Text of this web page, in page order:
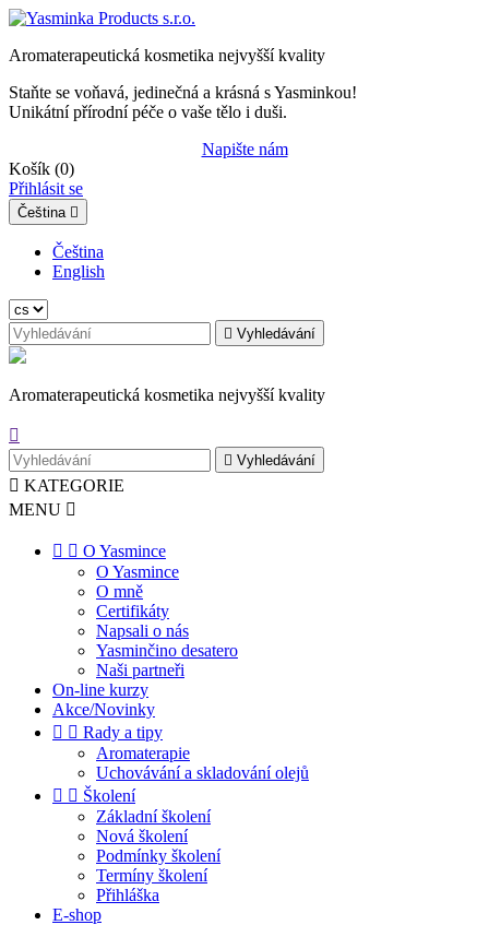
Aromaterapeutická kosmetika nejvyšší kvality
Staňte se voňavá, jedinečná a krásná s Yasminkou!
Unikátní přírodní péče o vaše tělo i duši.
Napište nám
Košík (0)
Přihlásit se
Čeština 
Čeština
English
 Vyhledávání
Aromaterapeutická kosmetika nejvyšší kvality

 Vyhledávání
 KATEGORIE
MENU 
  O Yasmince
O Yasmince
O mně
Certifikáty
Napsali o nás
Yasminčino desatero
Naši partneři
On-line kurzy
Akce/Novinky
  Rady a tipy
Aromaterapie
Uchovávání a skladování olejů
  Školení
Základní školení
Nová školení
Podmínky školení
Termíny školení
Přihláška
E-shop